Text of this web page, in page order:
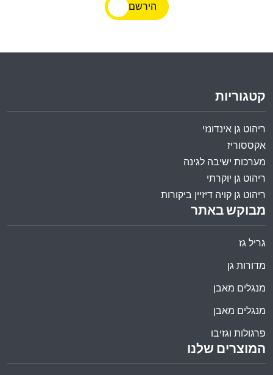
הירשם
המוצרים שלנו
מבוקש באתר
גריל גז
מדורות גן
מנגלים מאבן
מנגלים מאבן
פרגולות וגזיבו
קטגוריות
ריהוט גן אינדונזי
אקססוריז
מערכות ישיבה לגינה
ריהוט גן יוקרתי
ריהוט גן קויה דיזיין ביקורות